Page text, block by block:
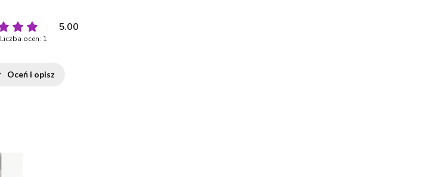
5.00
Liczba ocen: 1
Oceń i opisz